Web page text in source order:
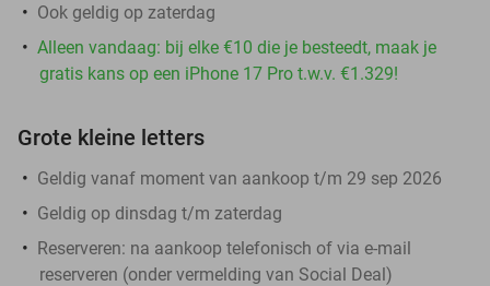
Ook geldig op zaterdag
Alleen vandaag: bij elke €10 die je besteedt, maak je
gratis kans op een iPhone 17 Pro t.w.v. €1.329!
Grote kleine letters
Geldig vanaf moment van aankoop t/m 29 sep 2026
Geldig op dinsdag t/m zaterdag
Reserveren: na aankoop telefonisch of via e-mail
reserveren (onder vermelding van Social Deal)